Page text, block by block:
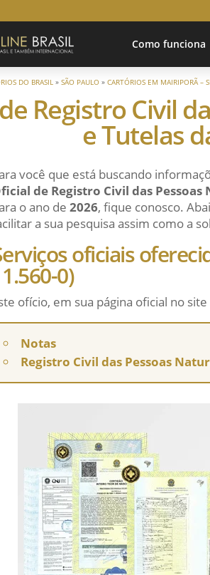
Como funciona
DO BRASIL »SÃO PAULO »CARTÓRIOS EM MAIRIPORÃ –
Registro Civil
e Tutelas
você que está buscando
de Registro Civil das
o ano de 2026, fique conosco.
a sua pesquisa assim como a
oficiais
0)
ofício, em sua página oficial no
Notas
Registro Civil das Pessoas